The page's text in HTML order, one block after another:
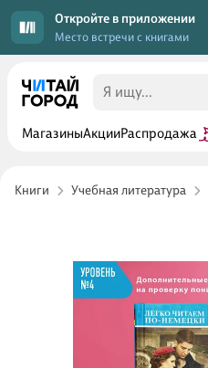
Откройте в приложении
Место встречи с книгами
МагазиныАкцииРаспродажа
Книги Учебная литература